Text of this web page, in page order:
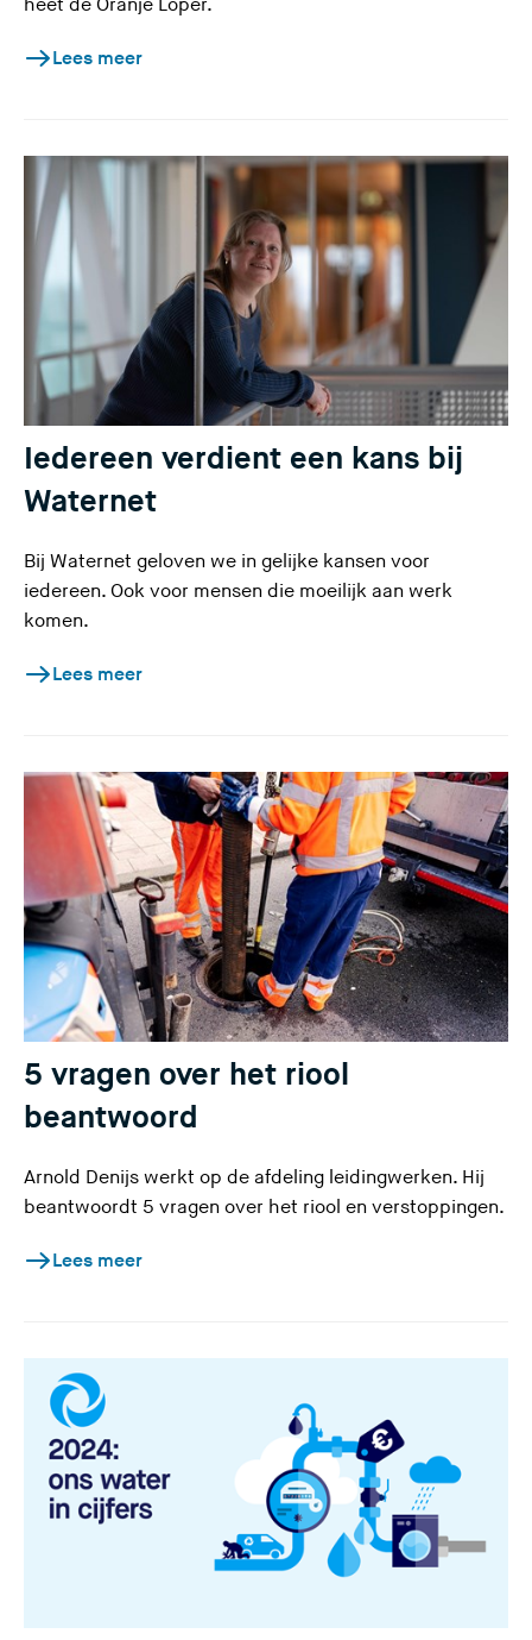
heet de Oranje Loper.
Lees meer
Iedereen verdient een kans bij
Waternet
Bij Waternet geloven we in gelijke kansen voor
iedereen. Ook voor mensen die moeilijk aan werk
komen.
Lees meer
5 vragen over het riool
beantwoord
Arnold Denijs werkt op de afdeling leidingwerken. Hij
beantwoordt 5 vragen over het riool en verstoppingen.
Lees meer